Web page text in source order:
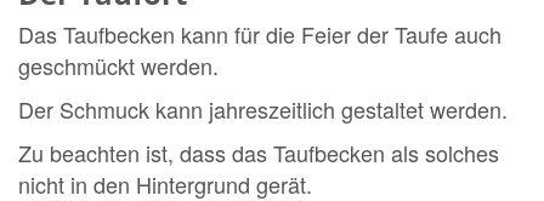
Das Taufbecken kann für die Feier der Taufe auch
geschmückt werden.
Der Schmuck kann jahreszeitlich gestaltet werden.
Zu beachten ist, dass das Taufbecken als solches
nicht in den Hintergrund gerät.